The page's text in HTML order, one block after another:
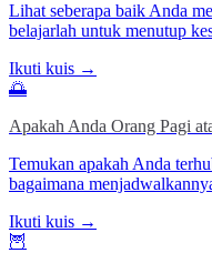
Lihat seberapa baik Anda
belajarlah untuk menutup
Ikuti kuis →
🌅
Apakah Anda Orang Pagi
Temukan apakah Anda
bagaimana
Ikuti kuis →
🦉